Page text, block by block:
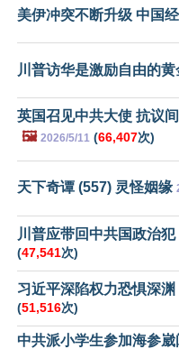
美伊冲突不断升级 中国
川普访华是激励自由的
英国召见中共大使 抗议
🖼️ 2026/5/11 (66,407次)
天下奇谭 (557) 灵怪姻缘
川普应带回中共国政治
(47,541次)
习近平深陷权力恐惧深
(51,516次)
中共派小学生参加海参